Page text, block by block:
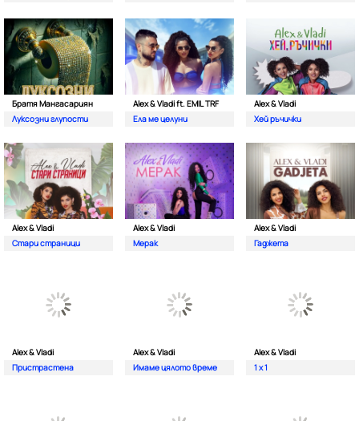
Братя Мангасариян
Луксозни глупости
Alex & Vladi ft. EMIL TRF
Ела ме целуни
Alex & Vladi
Хей ръчички
Alex & Vladi
Стари страници
Alex & Vladi
Мерак
Alex & Vladi
Гаджета
Alex & Vladi
Пристрастена
Alex & Vladi
Имаме цялото време
Alex & Vladi
1 x 1